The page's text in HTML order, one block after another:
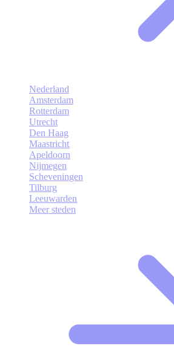
Nederland
Amsterdam
Rotterdam
Utrecht
Den Haag
Maastricht
Apeldoorn
Nijmegen
Scheveningen
Tilburg
Leeuwarden
Meer steden